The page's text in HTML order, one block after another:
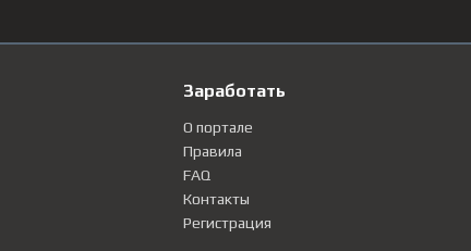
Заработать
О портале
Правила
FAQ
Контакты
Регистрация